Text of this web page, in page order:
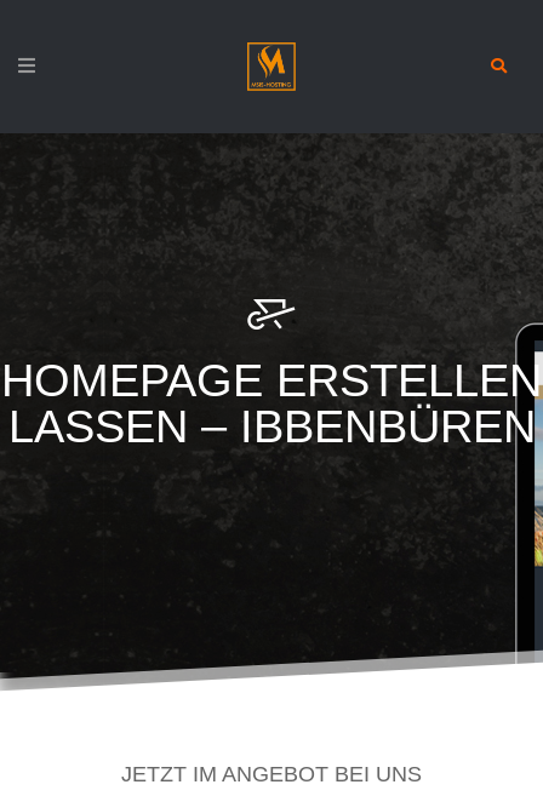
HOMEPAGE ERSTELLEN
LASSEN – IBBENBÜREN
JETZT IM ANGEBOT BEI UNS